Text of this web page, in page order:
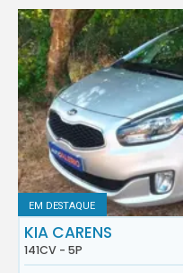
EM DESTAQUE
KIA CARENS
141CV - 5P